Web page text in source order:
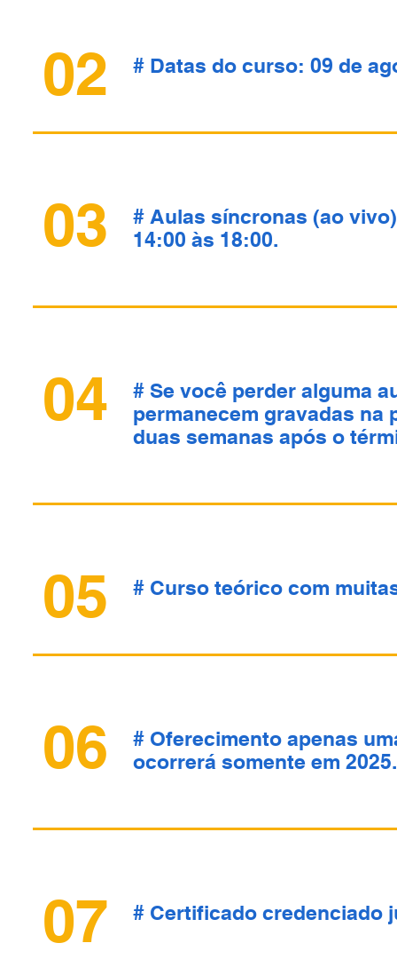
02 # Datas do curso: 09 de
03
# Aulas síncronas (ao
14:00 às 18:00.
04
# Se você perder alguma
permanecem gravadas na
duas semanas após o
05 # Curso teórico com
06
# Oferecimento apenas
ocorrerá somente em 2025.
07 # Certificado credenciado